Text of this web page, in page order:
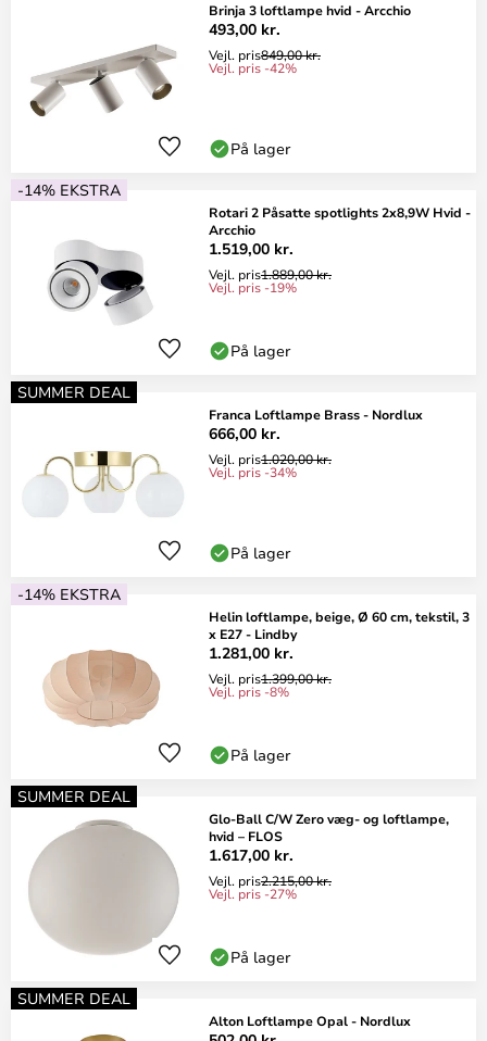
Brinja 3 loftlampe hvid - Arcchio
493,00 kr.
Vejl. pris849,00 kr.
Vejl. pris -42%
På lager
-14% EKSTRA
Rotari 2 Påsatte spotlights 2x8,9W Hvid -
Arcchio
1.519,00 kr.
Vejl. pris1.889,00 kr.
Vejl. pris -19%
På lager
SUMMER DEAL
Franca Loftlampe Brass - Nordlux
666,00 kr.
Vejl. pris1.020,00 kr.
Vejl. pris -34%
På lager
-14% EKSTRA
Helin loftlampe, beige, Ø 60 cm, tekstil, 3
x E27 - Lindby
1.281,00 kr.
Vejl. pris1.399,00 kr.
Vejl. pris -8%
På lager
SUMMER DEAL
Glo-Ball C/W Zero væg- og loftlampe,
hvid – FLOS
1.617,00 kr.
Vejl. pris2.215,00 kr.
Vejl. pris -27%
På lager
SUMMER DEAL
Alton Loftlampe Opal - Nordlux